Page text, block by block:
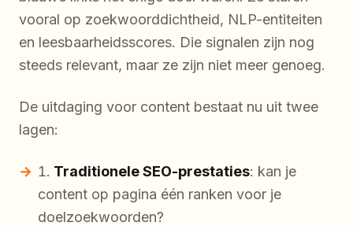
vooral op zoekwoorddichtheid, NLP-entiteiten
en leesbaarheidsscores. Die signalen zijn nog
steeds relevant, maar ze zijn niet meer genoeg.
De uitdaging voor content bestaat nu uit twee
lagen:
Traditionele SEO-prestaties: kan je
content op pagina één ranken voor je
doelzoekwoorden?